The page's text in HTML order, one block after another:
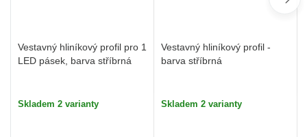
Vestavný hliníkový profil pro 1
LED pásek, barva stříbrná
Skladem 2 varianty
Vestavný hliníkový profil -
barva stříbrná
Skladem 2 varianty